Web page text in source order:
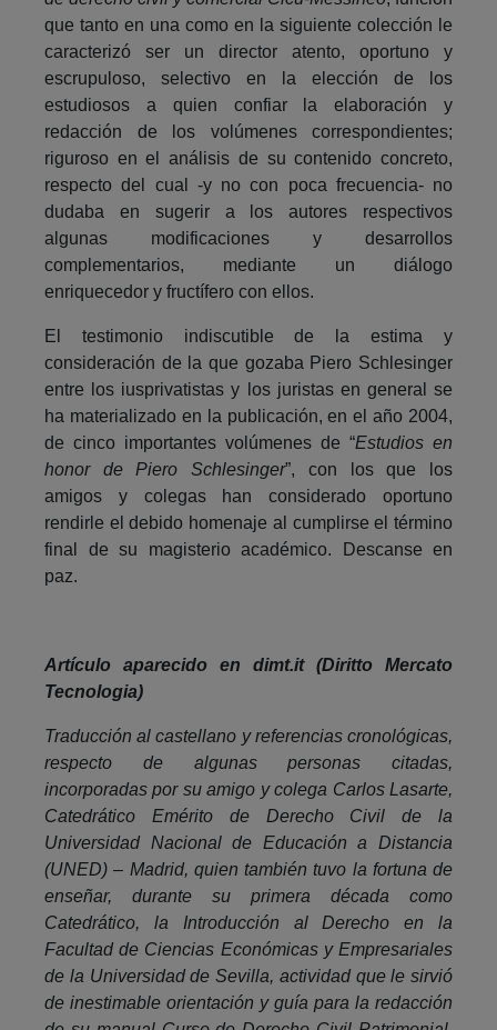
que tanto en una como en la siguiente colección le
caracterizó ser un director atento, oportuno y
escrupuloso, selectivo en la elección de los
estudiosos a quien confiar la elaboración y
redacción de los volúmenes correspondientes;
riguroso en el análisis de su contenido concreto,
respecto del cual -y no con poca frecuencia- no
dudaba en sugerir a los autores respectivos
algunas modificaciones y desarrollos
complementarios, mediante un diálogo
enriquecedor y fructífero con ellos.
El testimonio indiscutible de la estima y
consideración de la que gozaba Piero Schlesinger
entre los iusprivatistas y los juristas en general se
ha materializado en la publicación, en el año 2004,
de cinco importantes volúmenes de “Estudios en
honor de Piero Schlesinger”, con los que los
amigos y colegas han considerado oportuno
rendirle el debido homenaje al cumplirse el término
final de su magisterio académico. Descanse en
paz.
Artículo aparecido en dimt.it (Diritto Mercato
Tecnologia)
Traducción al castellano y referencias cronológicas,
respecto de algunas personas citadas,
incorporadas por su amigo y colega Carlos Lasarte,
Catedrático Emérito de Derecho Civil de la
Universidad Nacional de Educación a Distancia
(UNED) – Madrid, quien también tuvo la fortuna de
enseñar, durante su primera década como
Catedrático, la Introducción al Derecho en la
Facultad de Ciencias Económicas y Empresariales
de la Universidad de Sevilla, actividad que le sirvió
de inestimable orientación y guía para la redacción